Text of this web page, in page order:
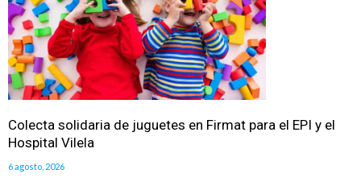
Colecta solidaria de juguetes en Firmat para el EPI y el
Hospital Vilela
6 agosto, 2026